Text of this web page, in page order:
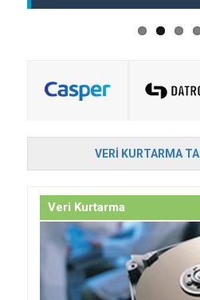
VERI KURTARMA
Veri Kurtarma